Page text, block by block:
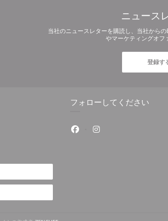
ニュース
当社のニュースレターを購読し、当社から
やマーケティングオフ
登録す
フォローしてください
Facebook ((新しいウィン
Instagram ((新しい